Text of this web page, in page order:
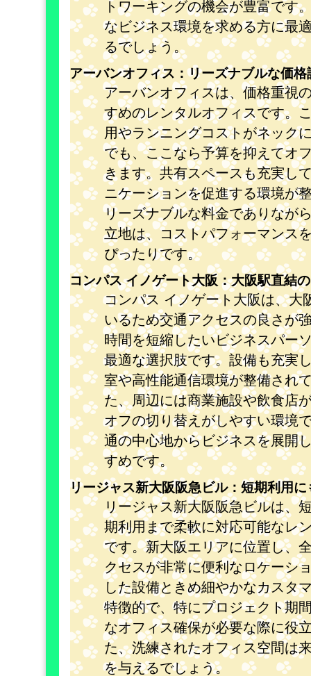
トワーキングの機会が豊富です
なビジネス環境を求める方に最
るでしょう。
アーバンオフィス：リーズナブルな価格
アーバンオフィスは、価格重視
すめのレンタルオフィスです。
用やランニングコストがネック
でも、ここなら予算を抑えてオ
きます。共有スペースも充実し
ニケーションを促進する環境が
リーズナブルな料金でありなが
立地は、コストパフォーマンス
ぴったりです。
コンパス イノゲート大阪：大阪駅直結
コンパス イノゲート大阪は、大
いるため交通アクセスの良さが
時間を短縮したいビジネスパー
最適な選択肢です。設備も充実
室や高性能通信環境が整備され
た、周辺には商業施設や飲食店
オフの切り替えがしやすい環境
通の中心地からビジネスを展開
すめです。
リージャス新大阪阪急ビル：短期利用に
リージャス新大阪阪急ビルは、
期利用まで柔軟に対応可能なレ
です。新大阪エリアに位置し、
クセスが非常に便利なロケーシ
した設備ときめ細やかなカスタ
特徴的で、特にプロジェクト期
なオフィス確保が必要な際に役
た、洗練されたオフィス空間は
を与えるでしょう。